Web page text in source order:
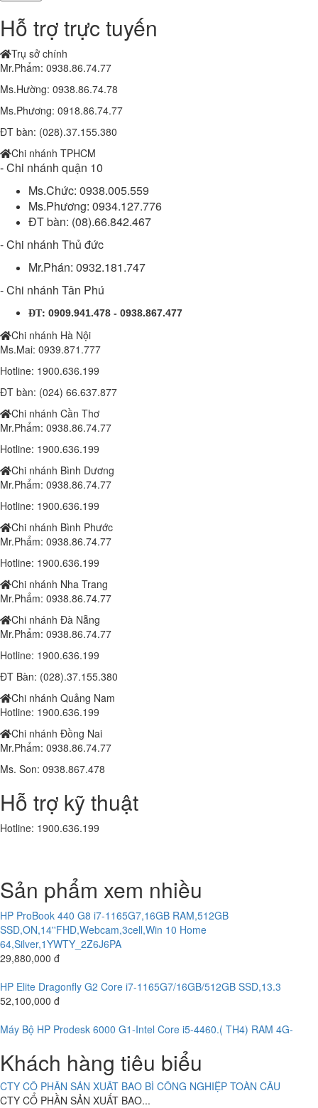
Hỗ trợ trực tuyến
Trụ sở chính
Mr.Phẩm: 0938.86.74.77
Ms.Hường: 0938.86.74.78
Ms.Phương: 0918.86.74.77
ĐT bàn: (028).37.155.380
Chi nhánh TPHCM
-Chi nhánh quận 10
Ms.Chức: 0938.005.559
Ms.Phương: 0934.127.776
ĐT bàn: (08).66.842.467
- Chi nhánh Thủ đức
Mr.Phán: 0932.181.747
- Chi nhánh Tân Phú
ĐT: 0909.941.478 - 0938.867.477
Chi nhánh Hà Nội
Ms.Mai: 0939.871.777
Hotline: 1900.636.199
ĐT bàn: (024) 66.637.877
Chi nhánh Cần Thơ
Mr.Phẩm: 0938.86.74.77
Hotline: 1900.636.199
Chi nhánh Bình Dương
Mr.Phẩm: 0938.86.74.77
Hotline: 1900.636.199
Chi nhánh Bình Phước
Mr.Phẩm: 0938.86.74.77
Hotline: 1900.636.199
Chi nhánh Nha Trang
Mr.Phẩm: 0938.86.74.77
Chi nhánh Đà Nẵng
Mr.Phẩm: 0938.86.74.77
Hotline: 1900.636.199
ĐT Bàn: (028).37.155.380
Chi nhánh Quảng Nam
Hotline: 1900.636.199
Chi nhánh Đồng Nai
Mr.Phẩm: 0938.86.74.77
Ms. Son: 0938.867.478
Hỗ trợ kỹ thuật
Hotline: 1900.636.199
Sản phẩm xem nhiều
1.410.000 đ1,350,000 đ
Đèn chiếc lá 150w (SPDL150/3B)
Lắp đặt trọn bộ 1 Camera Wifi 4.0MP IPC-K42P-IMOU
Liên hệ
Camera IP IMOU WIFI A22EP 1080P
1.000.000 đ900,000 đ
Laptop Dell Latitude 6540 - Intel Core i7 -4810MQ- 8G- SSD240G - Đồ
10,190,000 đ
Laptop Dell Latitude E5540 - Intel Core i5 -4300 U.( TH4)- 4G-
SSD128G- 16.5'
8.100.000 đ6,400,000 đ
Laptop Dell Latitude E5540 - Intel Core i7 -4600 U.( TH4)- 4G-
8.800.000 đ7,400,000 đ
Laptop Dell Latitude E5580 - Intel Core i5 -6300 U.( TH6)- 8G-
SSD256G- 16.5'
10,800,000 đ
10,200,000 đ
HP ProBook 440 G8 i7-1165G7,16GB RAM,512GB
SSD,ON,14''FHD,Webcam,3cell,Win 10 Home
64,Silver,1YWTY_2Z6J6PA
29,880,000 đ
HP Elite Dragonfly G2 Core i7-1165G7/16GB/512GB SSD,13.3
52,100,000 đ
Máy Bộ HP Prodesk 6000 G1-Intel Core i5-4460.( TH4) RAM 4G-
4,700,000 đ
Máy Bộ HP Prodesk 6000 G1-Intel Core i3-4160.( TH4) RAM 4G-
120G
Khách hàng tiêu biểu
CÔNG TY CỔ PHẦN SẢN XUẤT THƯƠNG MẠI THIẾT KẾ BÌNH MINH
CÔNG TY TNHH MỘT THÀNH VIÊN THẠNH THỚI
CÔNG TY TNHH MỘT THÀNH VIÊN...
HỆ THỐNG CAMERA CÔNG TY CỔ PHẦN VIỆT TINH ANH (Bắc -
Trung - Nam)
ABC BAKERY DOANH NGHIỆP TƯ NHÂN...
CTY CỔ PHẦN SẢN XUẤT BAO BÌ CÔNG NGHIỆP TOÀN CẦU
CTY CỔ PHẦN SẢN XUẤT BAO...